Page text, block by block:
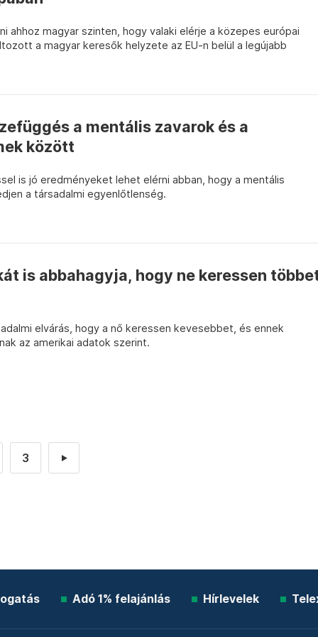
ahhoz magyar szinten, hogy valaki elérje a közepes európai
a magyar keresők helyzete az EU-n belül a legújabb
a mentális zavarok és a
között
is jó eredményeket lehet elérni abban, hogy a mentális
a társadalmi egyenlőtlenség.
is abbahagyja, hogy ne keressen
elvárás, hogy a nő keressen kevesebbet, és ennek
az amerikai adatok szerint.
3 ►
Adó 1% felajánlás Hírlevelek